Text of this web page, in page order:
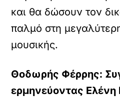
και θα δώσουν τον
παλμό στη
μουσικής.
Θοδωρής Φέρρης:
ερμηνεύοντας Ελένη